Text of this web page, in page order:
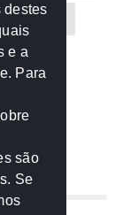
MPE-MT
PGR
destes
e a
Para
são
Se